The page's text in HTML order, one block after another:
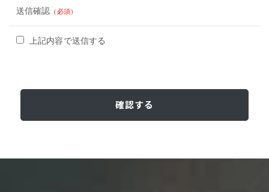
送信確認 （必須）
上記内容で送信する